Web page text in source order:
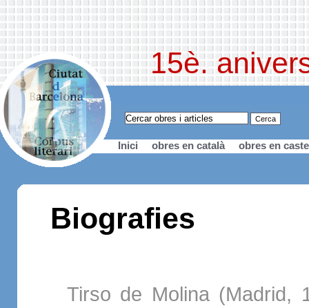
15è.
Inici obres en català obres en
Biografies
Tirso de Molina (Madrid,